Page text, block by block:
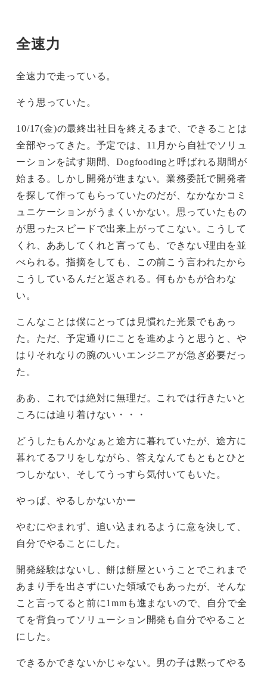
全速力
全速力で走っている。
そう思っていた。
10/17(金)の最終出社日を終えるまで、できることは
全部やってきた。予定では、11月から自社でソリュ
ーションを試す期間、Dogfoodingと呼ばれる期間が
始まる。しかし開発が進まない。業務委託で開発者
を探して作ってもらっていたのだが、なかなかコミ
ュニケーションがうまくいかない。思っていたもの
が思ったスピードで出来上がってこない。こうして
くれ、ああしてくれと言っても、できない理由を並
べられる。指摘をしても、この前こう言われたから
こうしているんだと返される。何もかもが合わな
い。
こんなことは僕にとっては見慣れた光景でもあっ
た。ただ、予定通りにことを進めようと思うと、や
はりそれなりの腕のいいエンジニアが急ぎ必要だっ
た。
ああ、これでは絶対に無理だ。これでは行きたいと
ころには辿り着けない・・・
どうしたもんかなぁと途方に暮れていたが、途方に
暮れてるフリをしながら、答えなんてもともとひと
つしかない、そしてうっすら気付いてもいた。
やっぱ、やるしかないかー
やむにやまれず、追い込まれるように意を決して、
自分でやることにした。
開発経験はないし、餅は餅屋ということでこれまで
あまり手を出さずにいた領域でもあったが、そんな
こと言ってると前に1mmも進まないので、自分で全
てを背負ってソリューション開発も自分でやること
にした。
できるかできないかじゃない。男の子は黙ってやる